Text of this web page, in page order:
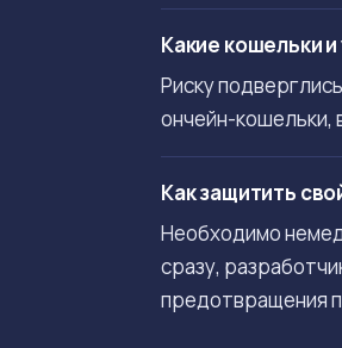
Какие кошельки
Риску
ончейн-кошельки,
Как защитить
Необходимо
сразу,
предотвращения